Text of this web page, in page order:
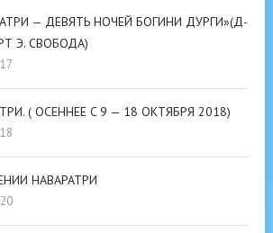
— ДЕВЯТЬ НОЧЕЙ БОГИНИ ДУРГИ»(Д-
Э. СВОБОДА)
( ОСЕННЕЕ C 9 — 18 ОКТЯБРЯ 2018)
НАВАРАТРИ